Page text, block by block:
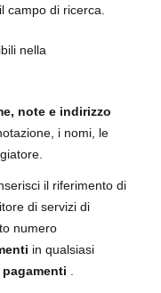
campo di ricerca.
nella
note e indirizzo
i nomi, le
il riferimento di
di servizi di
numero
in qualsiasi